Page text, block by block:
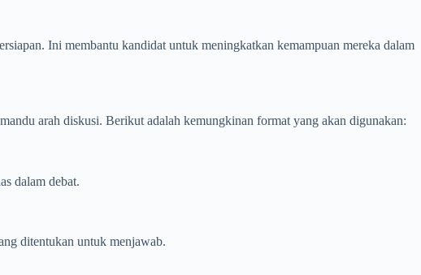
Ini membantu kandidat untuk meningkatkan kemampuan mereka dalam
arah diskusi. Berikut adalah kemungkinan format yang akan digunakan:
dalam debat.
ditentukan untuk menjawab.